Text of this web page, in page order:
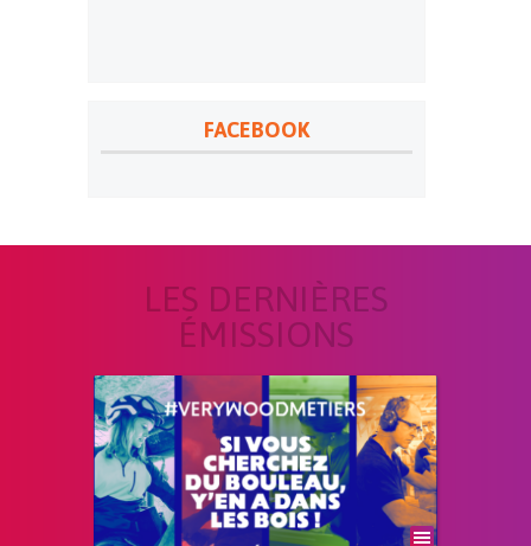
FACEBOOK
LES DERNIÈRES
ÉMISSIONS